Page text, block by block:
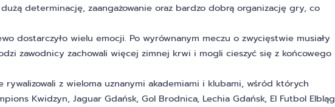
determinację, zaangażowanie oraz bardzo dobrą organizację gry, co
dostarczyło wielu emocji. Po wyrównanym meczu o zwycięstwie musiały
zawodnicy zachowali więcej zimnej krwi i mogli cieszyć się z końcowego
z wieloma uznanymi akademiami i klubami, wśród których
Kwidzyn, Jaguar Gdańsk, Gol Brodnica, Lechia Gdańsk, El Futbol Elbląg